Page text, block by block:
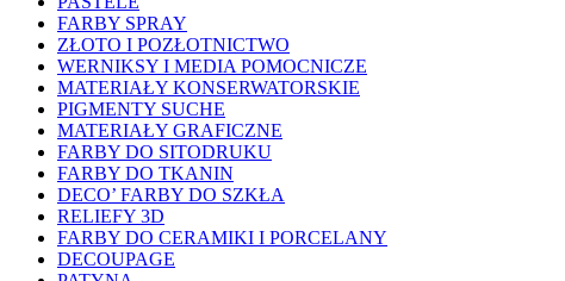
FARBY SPRAY
ZŁOTO I POZŁOTNICTWO
WERNIKSY I MEDIA POMOCNICZE
MATERIAŁY KONSERWATORSKIE
PIGMENTY SUCHE
MATERIAŁY GRAFICZNE
FARBY DO SITODRUKU
FARBY DO TKANIN
DECO’ FARBY DO SZKŁA
RELIEFY 3D
FARBY DO CERAMIKI I PORCELANY
DECOUPAGE